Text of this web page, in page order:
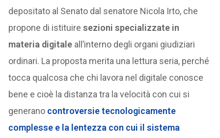
depositato al Senato dal senatore Nicola Irto, che
propone di istituiresezioni specializzate in
materia digitale all’interno degli organi giudiziari
ordinari. La proposta merita una lettura seria, perché
tocca qualcosa che chi lavora nel digitale conosce
bene e cioè la distanza tra la velocità con cui si
generano controversie tecnologicamente
complesse e la lentezza con cui il sistema